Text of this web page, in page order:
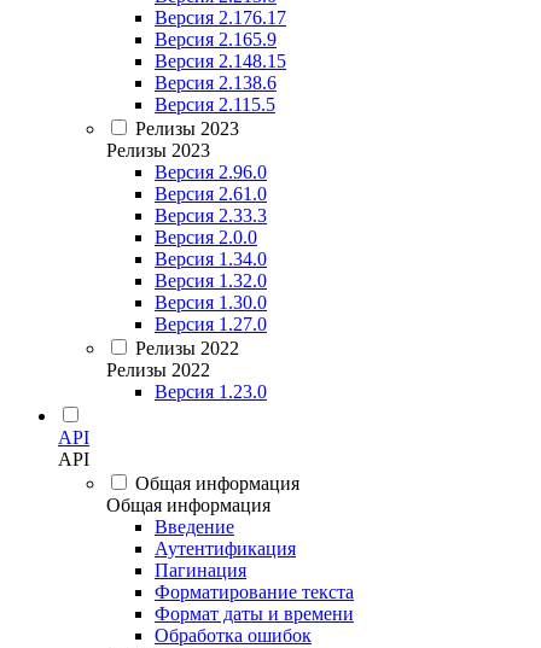
Версия 2.176.17
Версия 2.165.9
Версия 2.148.15
Версия 2.138.6
Версия 2.115.5
Релизы 2023
Релизы 2023
Версия 2.96.0
Версия 2.61.0
Версия 2.33.3
Версия 2.0.0
Версия 1.34.0
Версия 1.32.0
Версия 1.30.0
Версия 1.27.0
Релизы 2022
Релизы 2022
Версия 1.23.0
API
API
Общая информация
Общая информация
Введение
Аутентификация
Пагинация
Форматирование текста
Формат даты и времени
Обработка ошибок